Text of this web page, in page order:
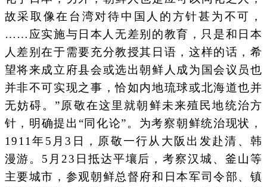
故采取像在台湾对待中国人的方针甚为不可，
……应实施与日本人无差别的教育，只是和日本
人差别在于需要充分教授其日语，这样的话，希
望将来成立府县会或选出朝鲜人成为国会议员也
并非不可实现之事，恰如内地琉球或北海道也并
无妨碍。”原敬在这里就朝鲜未来殖民地统治方
针，明确提出“同化论”。为考察朝鲜统治现状，
1911年5月3日，原敬一行从大阪出发赴清、韩
漫游。5月23日抵达平壤后，考察汉城、釜山等
主要城市，参观朝鲜总督府和日本军司令部、镇